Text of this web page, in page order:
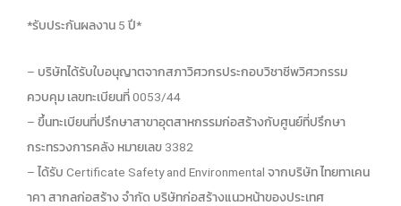
*รับประกันผลงาน 5 ปี*
– บริษัทได้รับใบอนุญาตจากสภาวิศวกรประกอบวิชาชีพวิศวกรรม
ควบคุม เลขทะเบียนที่ 0053/44
– ขึ้นทะเบียนที่ปรึกษาสาขาอุตสาหกรรมก่อสร้างกับศูนย์ที่ปรึกษา
กระทรวงการคลัง หมายเลข 3382
– ได้รับ Certificate Safety and Environmental จากบริษัท ไทยทาเคน
าคา สากลก่อสร้าง จำกัด บริษัทก่อสร้างแนวหน้าของประเทศ